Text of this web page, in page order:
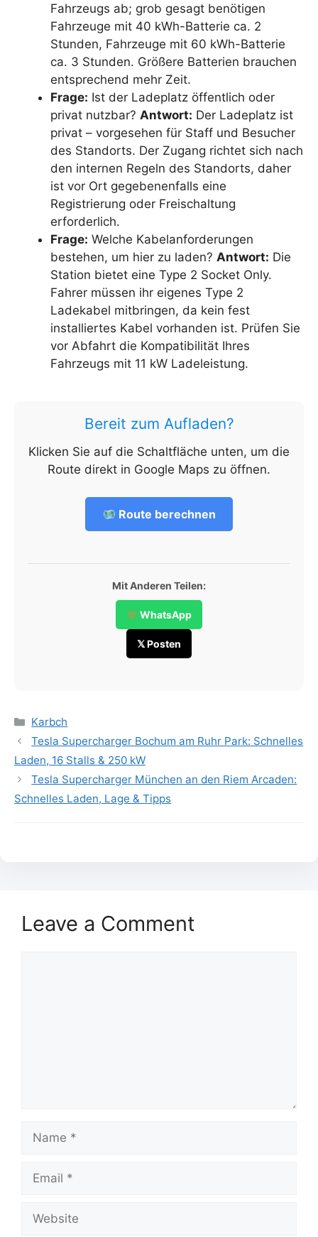
Fahrzeugs ab; grob gesagt benötigen
Fahrzeuge mit 40 kWh-Batterie ca. 2
Stunden, Fahrzeuge mit 60 kWh-Batterie
ca. 3 Stunden. Größere Batterien brauchen
entsprechend mehr Zeit.
Frage: Ist der Ladeplatz öffentlich oder
privat nutzbar? Antwort: Der Ladeplatz ist
privat – vorgesehen für Staff und Besucher
des Standorts. Der Zugang richtet sich nach
den internen Regeln des Standorts, daher
ist vor Ort gegebenenfalls eine
Registrierung oder Freischaltung
erforderlich.
Frage: Welche Kabelanforderungen
bestehen, um hier zu laden? Antwort: Die
Station bietet eine Type 2 Socket Only.
Fahrer müssen ihr eigenes Type 2
Ladekabel mitbringen, da kein fest
installiertes Kabel vorhanden ist. Prüfen Sie
vor Abfahrt die Kompatibilität Ihres
Fahrzeugs mit 11 kW Ladeleistung.
Bereit zum Aufladen?
Klicken Sie auf die Schaltfläche unten, um die
Route direkt in Google Maps zu öffnen.
Route berechnen
Mit Anderen Teilen:
WhatsApp
𝕏 Posten
Categories
Karbch
Tesla Supercharger Bochum am Ruhr Park: Schnelles
Laden, 16 Stalls & 250 kW
Tesla Supercharger München an den Riem Arcaden:
Schnelles Laden, Lage & Tipps
Leave a Comment
Name
Email
Website